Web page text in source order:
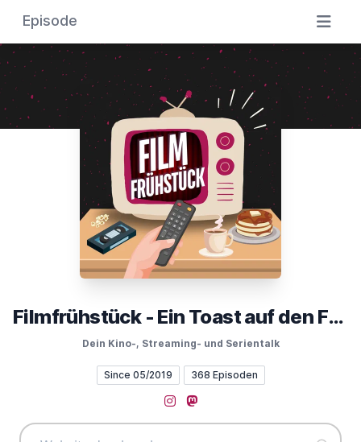
Episode
Filmfrühstück - Ein Toast auf den Film
Dein Kino-, Streaming- und Serientalk
Since 05/2019 368 Episoden
Instagram
Mastodon